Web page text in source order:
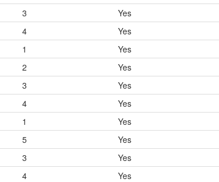
3 Yes
4 Yes
1 Yes
2 Yes
3 Yes
4 Yes
1 Yes
5 Yes
3 Yes
4 Yes